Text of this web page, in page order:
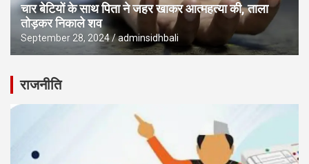
चार बेटियों के साथ पिता ने जहर खाकर आत्महत्या की, ताला
तोड़कर निकाले शव
September 28, 2024 adminsidhbali
राजनीति